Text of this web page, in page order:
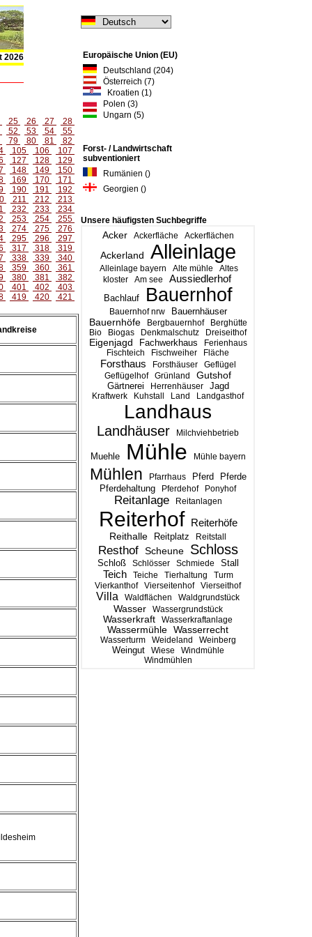
2026
Europäische Union (EU)
Deutschland (204)
Österreich (7)
Kroatien (1)
Polen (3)
Ungarn (5)
Forst- / Landwirtschaft
subventioniert
Rumänien ()
Georgien ()
Unsere häufigsten Suchbegriffe
Acker Ackerfläche Ackerflächen
Ackerland Alleinlage
Alleinlage bayern Alte mühle
Altes
kloster
Am see Aussiedlerhof
Bachlauf Bauernhof
Bauernhof nrw Bauernhäuser
Bauernhöfe Bergbauernhof
Berghütte
Bio
Biogas Denkmalschutz Dreiseithof
Eigenjagd Fachwerkhaus
Ferienhaus
Fischteich
Fischweiher Fläche
Forsthaus Forsthäuser
Geflügel
Geflügelhof
Grünland
Gutshof
Gärtnerei
Herrenhäuser Jagd
Kraftwerk Kuhstall Land Landgasthof
Landhaus
Landhäuser Milchviehbetrieb
Muehle Mühle Mühle bayern
Mühlen Pfarrhaus Pferd Pferde
Pferdehaltung Pferdehof Ponyhof
Reitanlage Reitanlagen
Reiterhof Reiterhöfe
Reithalle Reitplatz Reitstall
Resthof Scheune Schloss
Schloß Schlösser Schmiede Stall
Teich Teiche Tierhaltung
Turm
Vierkanthof
Vierseitenhof Vierseithof
Villa Waldflächen Waldgrundstück
Wasser Wassergrundstück
Wasserkraft Wasserkraftanlage
Wassermühle Wasserrecht
Wasserturm Weideland Weinberg
Weingut Wiese
Windmühle
Windmühlen
25 26 27
28
52 53 54
55
79 80 81
82
105 106
107
127 128
129
148 149
150
169 170
171
190 191
192
211 212
213
232 233
234
253 254
255
274 275
276
295 296
297
317 318
319
338 339
340
359 360
361
380 381
382
401 402
403
419 420 421